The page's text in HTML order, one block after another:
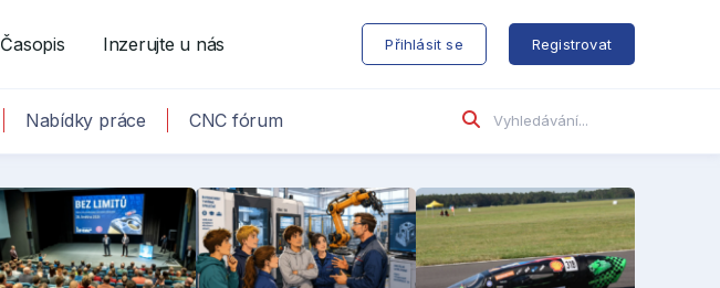
Časopis Inzerujte u nás Přihlásit se Registrovat
Nabídky práce CNC fórum